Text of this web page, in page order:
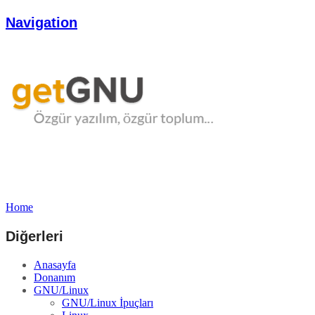
Navigation
Home
Diğerleri
Anasayfa
Donanım
GNU/Linux
GNU/Linux İpuçları